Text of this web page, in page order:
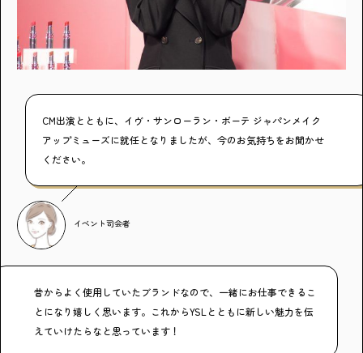
CM出演とともに、イヴ・サンローラン・ボーテ ジャパンメイク
アップミューズに就任となりましたが、今のお気持ちをお聞かせ
ください。
イベント司会者
昔からよく使用していたブランドなので、一緒にお仕事できるこ
とになり嬉しく思います。これからYSLとともに新しい魅力を伝
えていけたらなと思っています！